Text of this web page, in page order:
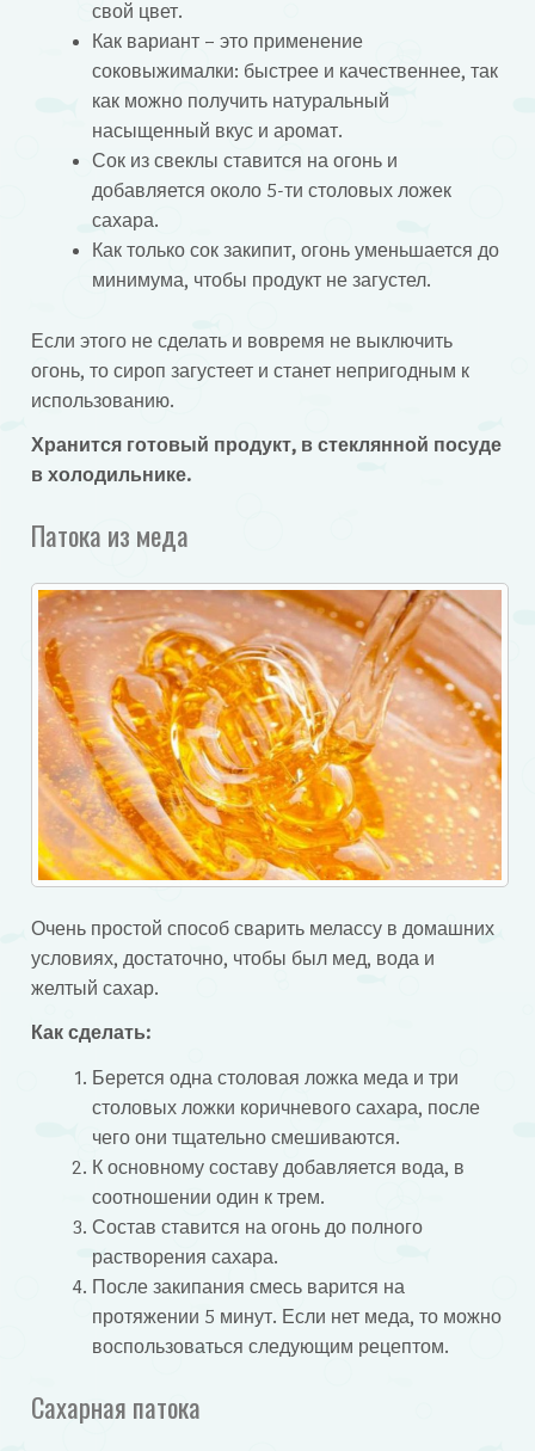
свой цвет.
Как вариант – это применение
соковыжималки: быстрее и качественнее, так
как можно получить натуральный
насыщенный вкус и аромат.
Сок из свеклы ставится на огонь и
добавляется около 5-ти столовых ложек
сахара.
Как только сок закипит, огонь уменьшается до
минимума, чтобы продукт не загустел.
Если этого не сделать и вовремя не выключить
огонь, то сироп загустеет и станет непригодным к
использованию.
Хранится готовый продукт, в стеклянной посуде
в холодильнике.
Патока из меда
Очень простой способ сварить мелассу в домашних
условиях, достаточно, чтобы был мед, вода и
желтый сахар.
Как сделать:
Берется одна столовая ложка меда и три
столовых ложки коричневого сахара, после
чего они тщательно смешиваются.
К основному составу добавляется вода, в
соотношении один к трем.
Состав ставится на огонь до полного
растворения сахара.
После закипания смесь варится на
протяжении 5 минут. Если нет меда, то можно
воспользоваться следующим рецептом.
Сахарная патока